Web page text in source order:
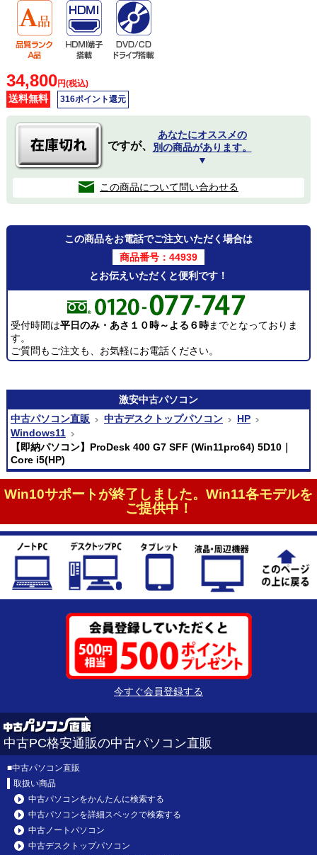
34,800円(税込)
送料無料 316ポイント還元
ですが、
あなたにオススメの
別の商品があります。
▼
この商品について問い合わせる
この商品をお電話でご注文いただく場合は
商品番号：44939
とお伝えいただくと便利です！
受付時間は平日のみ・あさ１０時～よる６時までとなっておりま
す。
ご質問もご注文も、お気軽にお電話ください。
激安中古パソコン
中古パソコン直販
中古デスクトップパソコン
HP
Windows11
【即納パソコン】ProDesk 400 G7 SFF (Win11pro64) 5D10｜
Core i5(HP)
Win10サポートが終了しました。Win11各モデルを
ご提供中！
今すぐ会員登録する
中古PC格安通販の中古パソコン直販
■中古パソコン直販
取扱い商品
中古パソコンをかんたんに検索する
中古パソコンを詳細スペックで検索する
中古ノートパソコン
中古デスクトップパソコン